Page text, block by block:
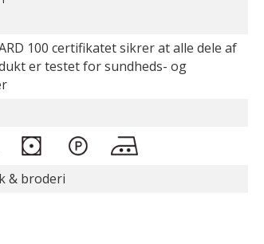
100 certifikatet sikrer at alle dele af
er testet for sundheds- og
& broderi